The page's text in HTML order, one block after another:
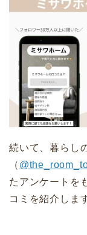
続いて、暮らし
（
たアンケートを
コミを紹介しま